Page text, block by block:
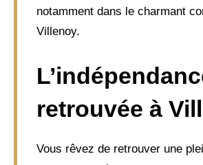
notamment dans le charmant
Villenoy.
retrouvée à
Vous rêvez de retrouver une